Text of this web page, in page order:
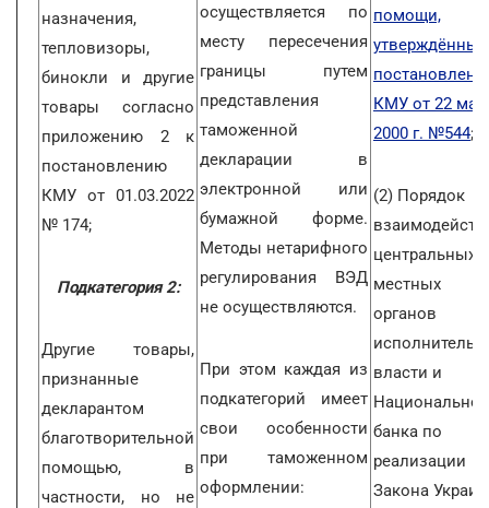
назначения,
тепловизоры,
бинокли и другие
товары согласно
приложению 2 к
постановлению
КМУ от 01.03.2022
№ 174;
Подкатегория 2:
Другие товары,
признанные
декларантом
благотворительной
помощью, в
частности, но не
осуществляется по
месту пересечения
границы путем
представления
таможенной
декларации в
электронной или
бумажной форме.
Методы нетарифного
регулирования ВЭД
не осуществляются.
При этом каждая из
подкатегорий имеет
свои особенности
при таможенном
оформлении:
помощи,
утверждённый
КМУ от 22
2000 г. №544;
(2) Порядок
центральных и
местных
органов
власти и
банка по
реализации
Закона